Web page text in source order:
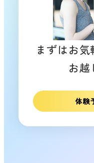
まずはお
お越
体験